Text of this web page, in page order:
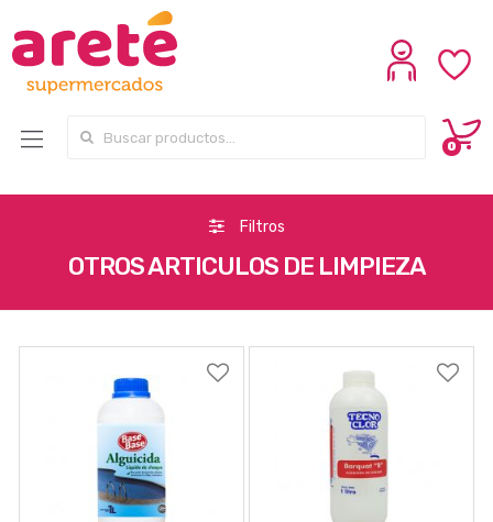
Search for:
0
Filtros
OTROS ARTICULOS DE LIMPIEZA